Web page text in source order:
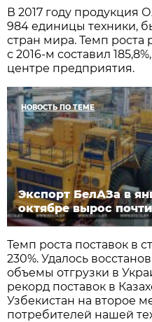
В 2017 году продукция
984 единицы техники,
стран мира. Темп роста
с 2016-м составил
центре предприятия.
НОВОСТЬ ПО ТЕМЕ
Экспорт БелАЗа в
октябре вырос
Темп роста поставок в
230%. Удалось
объемы отгрузки в
рекорд поставок в
Узбекистан на второе
потребителей нашей